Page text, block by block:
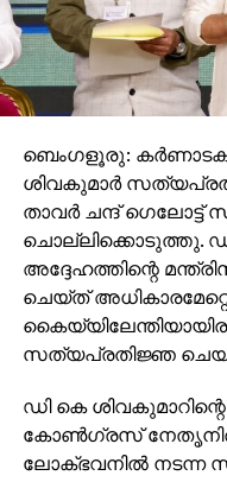
ബെംഗളൂരു: കര്‍ണാടക
ശിവകുമാര്‍
താവര്‍ ചന്ദ് ഗെലോട്ട്
ചൊല്ലിക്കൊടുത്തു.
അദ്ദേഹത്തിന്റെ
ചെയ്ത്
സത്യപ്രതിജ്ഞ
ഡി കെ
കോണ്‍ഗ്രസ് നേതൃനിര
ലോക്ഭവനില്‍ നടന്ന